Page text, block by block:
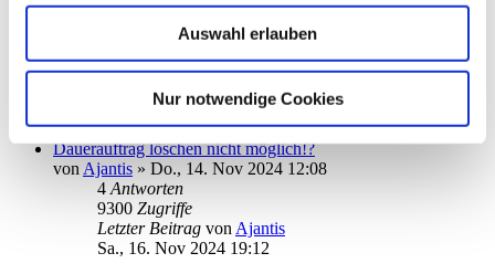
Auswahl erlauben
Nur notwendige Cookies
Telefon-Support kann online erstellte Tickets nicht einsehen
Ronald Kutter»Di., 19. Nov 2024 09:46
6685Zugriffe
Letzter Beitragvoninfo
Di., 19. Nov 2024 11:40
Dauerauftrag löschen nicht möglich!?
von Ajantis » Do., 14. Nov 2024 12:08
4 Antworten
9300 Zugriffe
Letzter Beitrag von Ajantis
Sa., 16. Nov 2024 19:12